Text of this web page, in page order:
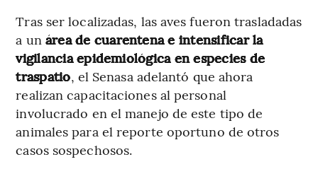
Tras ser localizadas, las aves fueron trasladadas
a un área de cuarentena e intensificar la
vigilancia epidemiológica en especies de
traspatio, el Senasa adelantó que ahora
realizan capacitaciones al personal
involucrado en el manejo de este tipo de
animales para el reporte oportuno de otros
casos sospechosos.